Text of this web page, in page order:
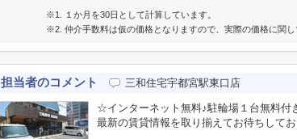
※1. １か月を30日として計算しています。
※2. 仲介手数料は仮の価格となりますので、実際の価格に関し
担当者のコメント 三和住宅宇都宮駅東口店
☆インターネット無料♪駐輪場１台無料付
最新の賃貸情報を取り揃えてお待ちして